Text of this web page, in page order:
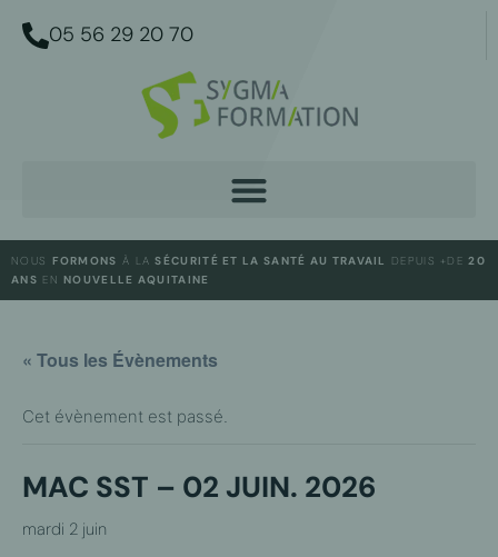
05 56 29 20 70
NOUS FORMONS À LASÉCURITÉ ET LA SANTÉ AU TRAVAIL DEPUIS +DE20
ANS ENNOUVELLE AQUITAINE
« Tous les Évènements
Cet évènement est passé.
MAC SST – 02 JUIN. 2026
mardi 2 juin